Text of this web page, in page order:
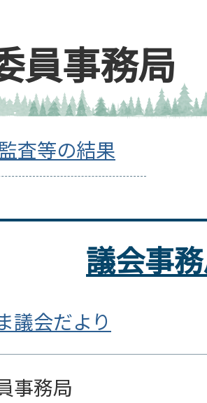
員事務局
査等の結果
議会事
議会だより
事務局